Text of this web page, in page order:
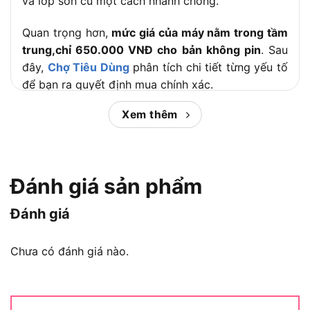
Quan trọng hơn, mức giá của máy nằm trong tầm
trung,chỉ 650.000 VNĐ cho bản không pin. Sau
đây, Chợ Tiêu Dùngphân tích chi tiết từng yếu tố
để bạn ra quyết định mua chính xác.
Nội dung chính:
gì?
Xem thêm
Đánh giá sản phẩm
Đánh giá
Chưa có đánh giá nào.